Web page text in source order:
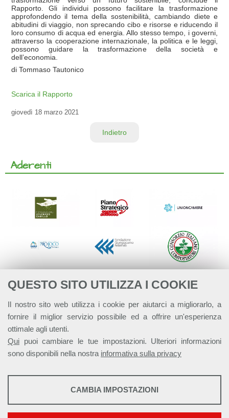
QUESTO SITO UTILIZZA I COOKIE
Il nostro sito web utilizza i cookie per aiutarci a migliorarlo, a
fornire il miglior servizio possibile ed a offrire un'esperienza
ottimale agli utenti.
Qui puoi cambiare le tue impostazioni. Ulteriori informazioni
sono disponibili nella nostra informativa sulla privacy
STATISTICHE
CAMBIA IMPOSTAZIONI
Rapporto. Gli individui possono facilitare la trasformazione
approfondendo il tema della sostenibilità, cambiando diete e
abitudini di viaggio, non sprecando cibo e risorse e riducendo il
loro consumo di acqua ed energia. Allo stesso tempo, i governi,
attraverso la cooperazione internazionale, la politica e le leggi,
possono guidare la trasformazione della società e
dell’economia.
di Tommaso Tautonico
Scarica il Rapporto
giovedì 18 marzo 2021
Indietro
Aderenti
Alleanza Italiana per lo Sviluppo Sostenibile - ASviS